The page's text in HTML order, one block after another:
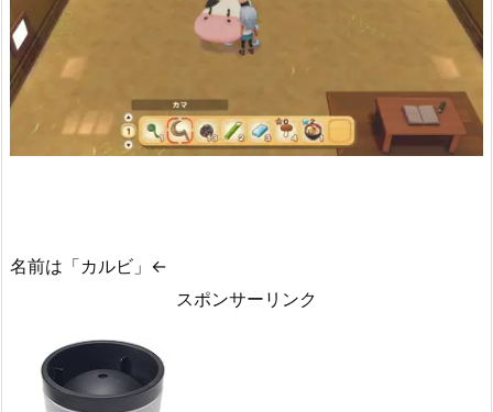
名前は「カルビ」←
スポンサーリンク